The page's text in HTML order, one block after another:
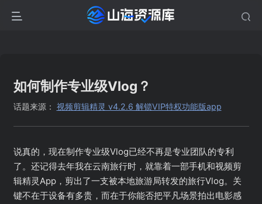
如何制作专业级Vlog？
话题来源： 视频剪辑精灵 v4.2.6 解锁VIP特权功能版app
说真的，现在制作专业级Vlog已经不再是专业团队的专利
了。还记得去年我在云南旅行时，就靠着一部手机和视频剪
辑精灵App，剪出了一支被本地旅游局转发的旅行Vlog。关
键不在于设备有多贵，而在于你能否把平凡场景拍出电影感